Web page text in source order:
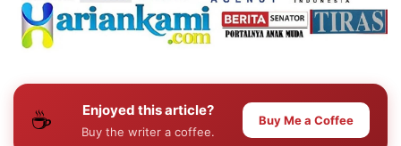
☕ Enjoyed this article?
Buy the writer a coffee.
Buy Me a Coffee